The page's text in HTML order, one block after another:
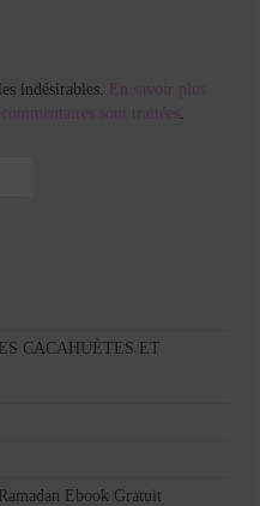
indésirables.
CACAHUÈTES ET
Ebook Gratuit